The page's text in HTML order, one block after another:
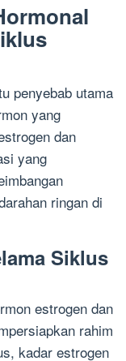
penyebab utama
yang
dan
yang
ringan di
Siklus
estrogen dan
rahim
kadar estrogen